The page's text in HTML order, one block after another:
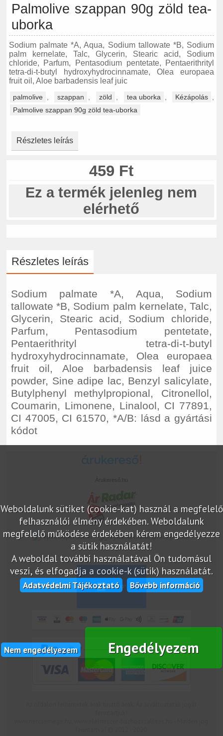
Palmolive szappan 90g zöld tea-
uborka
Sodium palmate *A, Aqua, Sodium tallowate *B, Sodium
palm kernelate, Talc, Glycerin, Stearic acid, Sodium
chloride, Parfum, Pentasodium pentetate, Pentaerithrityl
tetra-di-t-butyl hydroxyhydrocinnamate, Olea europaea
fruit oil, Aloe barbadensis leaf juic
palmolive szappan zöld tea uborka Kézápolás
Palmolive szappan 90g zöld tea-uborka
Részletes leírás
459 Ft
Ez a termék jelenleg nem
elérhető
Részletes leírás
Sodium palmate *A, Aqua, Sodium
tallowate *B, Sodium palm kernelate, Talc,
Glycerin, Stearic acid, Sodium chloride,
Parfum, Pentasodium pentetate,
Pentaerithrityl tetra-di-t-butyl
hydroxyhydrocinnamate, Olea europaea
fruit oil, Aloe barbadensis leaf juice
powder, Sine adipe lac, Benzyl salicylate,
Butylphenyl methylpropional, Citronellol,
Coumarin, Limonene, Linalool, CI 77891,
CI 47005, CI 61570, *A/B: lásd a gyártási
kódot
Weboldalunk sütiket (cookie-kat) használ a megfelelő
felhasználói élmény érdekében. Weboldalunk
megfelelő működése érdekében kérem engedélyezze
a sütik használatát!
A weboldal további használatával Ön tudomásul
veszi, és elfogadja a cookie-k (sütik) használatát.
Adatvédelmi Tájékoztató Bővebb információ
Nem engedélyezem Engedélyezem
marketplace partner